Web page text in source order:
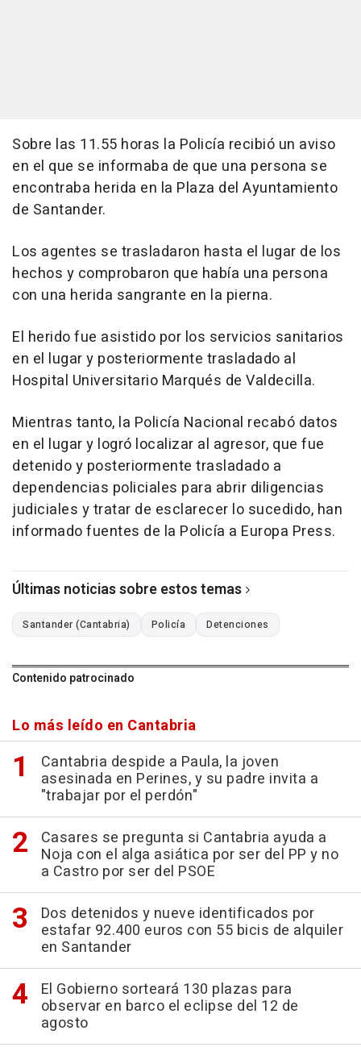
Sobre las 11.55 horas la Policía recibió un aviso
en el que se informaba de que una persona se
encontraba herida en la Plaza del Ayuntamiento
de Santander.
Los agentes se trasladaron hasta el lugar de los
hechos y comprobaron que había una persona
con una herida sangrante en la pierna.
El herido fue asistido por los servicios sanitarios
en el lugar y posteriormente trasladado al
Hospital Universitario Marqués de Valdecilla.
Mientras tanto, la Policía Nacional recabó datos
en el lugar y logró localizar al agresor, que fue
detenido y posteriormente trasladado a
dependencias policiales para abrir diligencias
judiciales y tratar de esclarecer lo sucedido, han
informado fuentes de la Policía a Europa Press.
Últimas noticias sobre estos temas
Santander (Cantabria) Policía Detenciones
Contenido patrocinado
Lo más leído en Cantabria
Cantabria despide a Paula, la joven
asesinada en Perines, y su padre invita a
"trabajar por el perdón"
Casares se pregunta si Cantabria ayuda a
Noja con el alga asiática por ser del PP y no
a Castro por ser del PSOE
Dos detenidos y nueve identificados por
estafar 92.400 euros con 55 bicis de alquiler
en Santander
El Gobierno sorteará 130 plazas para
observar en barco el eclipse del 12 de
agosto